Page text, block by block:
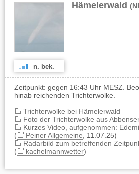
Hämelerwald
n. bek.
Zeitpunkt: gegen 16:43 Uhr MESZ.
hinab reichenden Trichterwolke.
Trichterwolke bei Hämelerwald
Foto der Trichterwolke aus
Kurzes Video, aufgenommen:
(
Peiner Allgemeine , 11.07.25)
Radarbild zum betreffenden
(
kachelmannwetter)